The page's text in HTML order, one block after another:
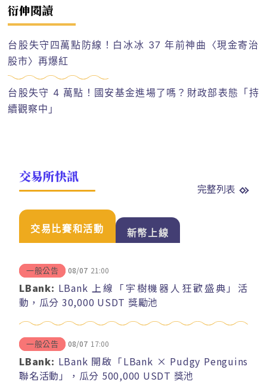
衍伸閱讀
台股失守四萬點防線！白冰冰 37 年前神曲〈現金寄治
股市〉再爆紅
台股失守 4 萬點！國安基金進場了嗎？財政部表態「持
續觀察中」
交易所快訊
完整列表
交易比賽和活動 新幣上線
一般公告 08/07 21:00
LBank: LBank 上線「宇樹機器人狂歡盛典」活
動，瓜分 30,000 USDT 獎勵池
一般公告 08/07 17:00
LBank: LBank 開啟「LBank × Pudgy Penguins
聯名活動」，瓜分 500,000 USDT 獎池